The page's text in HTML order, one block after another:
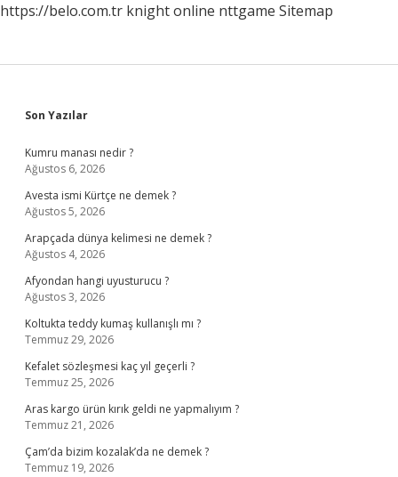
https://belo.com.tr knight online nttgame Sitemap
Sidebar
Son Yazılar
Kumru manası nedir ?
Ağustos 6, 2026
Avesta ismi Kürtçe ne demek ?
Ağustos 5, 2026
Arapçada dünya kelimesi ne demek ?
Ağustos 4, 2026
Afyondan hangi uyusturucu ?
Ağustos 3, 2026
Koltukta teddy kumaş kullanışlı mı ?
Temmuz 29, 2026
Kefalet sözleşmesi kaç yıl geçerli ?
Temmuz 25, 2026
Aras kargo ürün kırık geldi ne yapmalıyım ?
Temmuz 21, 2026
Çam’da bizim kozalak’da ne demek ?
Temmuz 19, 2026